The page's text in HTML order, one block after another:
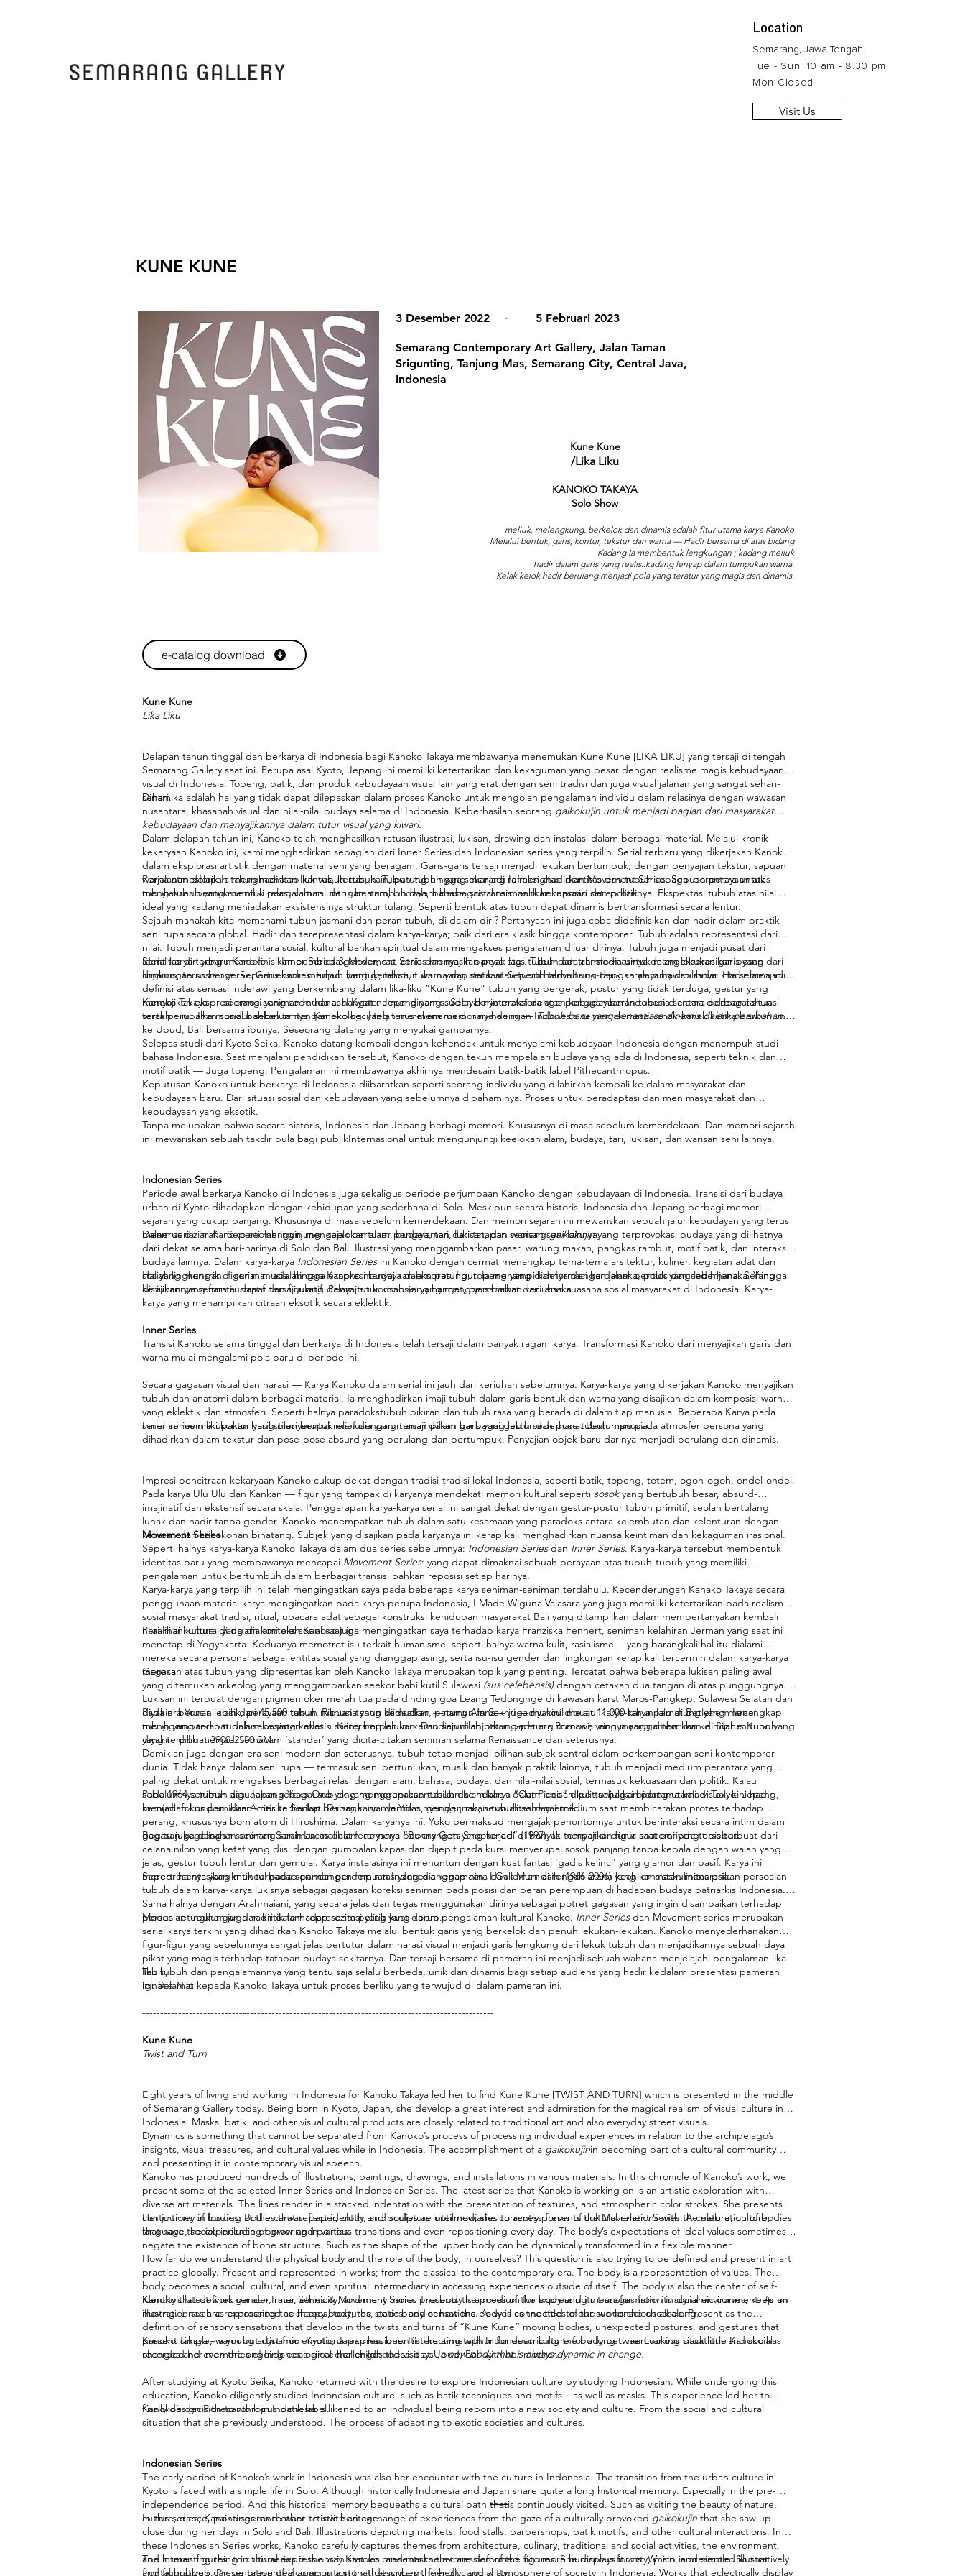
Location
Semarang, Jawa Tengah
Tue - Sun 10 am - 8.30 pm
Mon Closed
Visit Us
KUNE KUNE
3 Desember 2022 - 5 Februari 2023
Semarang Contemporary Art Gallery, Jalan Taman
Srigunting, Tanjung Mas, Semarang City, Central Java,
Indonesia
Kune Kune
/Lika Liku
KANOKO TAKAYA
Solo Show
meliuk, melengkung, berkelok dan dinamis adalah fitur utama karya Kanoko
Melalui bentuk, garis, kontur, tekstur dan warna — Hadir bersama di atas bidang
Kadang Ia membentuk lengkungan ; kadang meliuk
hadir dalam garis yang realis..kadang lenyap dalam tumpukan warna.
Kelak kelok hadir berulang menjadi pola yang teratur yang magis dan dinamis.
e-catalog download
Kune Kune
Lika Liku
Delapan tahun tinggal dan berkarya di Indonesia bagi Kanoko Takaya membawanya menemukan Kune Kune [LIKA LIKU] yang tersaji di tengah
Semarang Gallery saat ini. Perupa asal Kyoto, Jepang ini memiliki ketertarikan dan kekaguman yang besar dengan realisme magis kebudayaan
visual di Indonesia. Topeng, batik, dan produk kebudayaan visual lain yang erat dengan seni tradisi dan juga visual jalanan yang sangat sehari-
sehari.
Dinamika adalah hal yang tidak dapat dilepaskan dalam proses Kanoko untuk mengolah pengalaman individu dalam relasinya dengan wawasan
nusantara, khasanah visual dan nilai-nilai budaya selama di Indonesia. Keberhasilan seorang gaikokujin untuk menjadi bagian dari masyarakat
kebudayaan dan menyajikannya dalam tutur visual yang kiwari.
Dalam delapan tahun ini, Kanoko telah menghasilkan ratusan ilustrasi, lukisan, drawing dan instalasi dalam berbagai material. Melalui kronik
kekaryaan Kanoko ini, kami menghadirkan sebagian dari Inner Series dan Indonesian series yang terpilih. Serial terbaru yang dikerjakan Kanoko
dalam eksplorasi artistik dengan material seni yang beragam. Garis-garis tersaji menjadi lekukan bertumpuk, dengan penyajian tekstur, sapuan
warna atmosferik Ia menghadirkan liuk tubuh-tubuh. Tubuh-tubuh yang menjadi refleksi atas identitas dan tubuh sebagai perantara untuk
mengakses bentuk-bentuk relasi kultural dengan alam, budaya, bahasa, sosial termasuk kekuasaan dan politik.
Perjalanan delapan tahun menatap kanvas, kertas, kain, patung hingga sekarang Ia menghadirkan Movement Series. Sebuah perayaan atas
tubuh-tubuh yang memiliki pengalaman untuk bertumbuh dalam berbagai transisi bahkan reposisi setiap harinya. Ekspektasi tubuh atas nilai
ideal yang kadang meniadakan eksistensinya struktur tulang. Seperti bentuk atas tubuh dapat dinamis bertransformasi secara lentur.
Sejauh manakah kita memahami tubuh jasmani dan peran tubuh, di dalam diri? Pertanyaan ini juga coba didefinisikan dan hadir dalam praktik
seni rupa secara global. Hadir dan terepresentasi dalam karya-karya; baik dari era klasik hingga kontemporer. Tubuh adalah representasi dari
nilai. Tubuh menjadi perantara sosial, kultural bahkan spiritual dalam mengakses pengalaman diluar dirinya. Tubuh juga menjadi pusat dari
identitas diri yang mendefinisikan pembeda gender, ras, etnis dan masih banyak lagi. Tubuh adalah media untuk mengekspresikan pesan dari
lingkungan sosialnya. Seperti ekspresi tubuh yang gembira, tubuh yang statik atau tubuh terhubung dengan alam bawah sadar kita selama ini.
Serial karya terbaru Kanoko — Inner Series & Movement Series menyajikan pose atas tubuh dan transformasinya dalam lekukan garis yang
dinamis; terus bergerak. Garis hadir menjadi bentuk, tekstur, warna dan sensasi. Seperti halnya tajuk-tajuk karya yang dipilihnya. Hadir menjadi
definisi atas sensasi inderawi yang berkembang dalam lika-liku “Kune Kune” tubuh yang bergerak, postur yang tidak terduga, gestur yang
menyajikan ekspresi emosi yang sederhana, hangat namun dinamis. Selayaknya metafora atas penggambaran tubuh diantara berbagai situasi
serta perubahan sosial bahkan tantangan ekologi yang terus menerus di hari-hari ini —Tubuh baru yang senantiasa dinamis dalam perubahan.
Kanoko Takaya — seorang seniman muda asal Kyoto, Jepang yang sudah berinteraksi dengan kebudayaan Indonesia selama delapan tahun
terakhir ini. Jika mundur sebelumnya, Kanoko kecil telah merekam memorinya dengan Indonesia semenjak masa kanak-kanak ketika berkunjung
ke Ubud, Bali bersama ibunya. Seseorang datang yang menyukai gambarnya.
Selepas studi dari Kyoto Seika, Kanoko datang kembali dengan kehendak untuk menyelami kebudayaan Indonesia dengan menempuh studi
bahasa Indonesia. Saat menjalani pendidikan tersebut, Kanoko dengan tekun mempelajari budaya yang ada di Indonesia, seperti teknik dan
motif batik — Juga topeng. Pengalaman ini membawanya akhirnya mendesain batik-batik label Pithecanthropus.
Keputusan Kanoko untuk berkarya di Indonesia diibaratkan seperti seorang individu yang dilahirkan kembali ke dalam masyarakat dan
kebudayaan baru. Dari situasi sosial dan kebudayaan yang sebelumnya dipahaminya. Proses untuk beradaptasi dan men masyarakat dan
kebudayaan yang eksotik.
Tanpa melupakan bahwa secara historis, Indonesia dan Jepang berbagi memori. Khususnya di masa sebelum kemerdekaan. Dan memori sejarah
ini mewariskan sebuah takdir pula bagi publikInternasional untuk mengunjungi keelokan alam, budaya, tari, lukisan, dan warisan seni lainnya.
Indonesian Series
Periode awal berkarya Kanoko di Indonesia juga sekaligus periode perjumpaan Kanoko dengan kebudayaan di Indonesia. Transisi dari budaya
urban di Kyoto dihadapkan dengan kehidupan yang sederhana di Solo. Meskipun secara historis, Indonesia dan Jepang berbagi memori
sejarah yang cukup panjang. Khususnya di masa sebelum kemerdekaan. Dan memori sejarah ini mewariskan sebuah jalur kebudayan yang terus
menerus diziarahi. Seperti mengunjungi keelokan alam, budaya, tari, lukisan, dan warisan seni lainnya.
Dalam serial ini Kanoko seolah ingin mengajak bertukar pengalaman dari tatapan seoranggaikokujinyang terprovokasi budaya yang dilihatnya
dari dekat selama hari-harinya di Solo dan Bali. Ilustrasi yang menggambarkan pasar, warung makan, pangkas rambut, motif batik, dan interaksi
budaya lainnya. Dalam karya-karya Indonesian Series ini Kanoko dengan cermat menangkap tema-tema arsitektur, kuliner, kegiatan adat dan
sosial, lingkungan, figur manusia, hingga ekspresi budaya dalam patung, topeng yang dideformasi ke dalam bentuk yang lebih jenaka. Yang
disajikannya secara ilustratif dan figuratif. Penyajian komposisi yang menggambarkan keriuhan suasana sosial masyarakat di Indonesia. Karya-
karya yang menampilkan citraan eksotik secara eklektik.
Hal yang menarik di serial ini adalah cara Kanoko menyajikan ekspresi figur. Ia menampilkannya dengan jenaka, polos dan sederhana. Sehingga
keriuhan yang frontal dapat tersaji ulang dalam tutur kisah yang hangat, bersahabat dan jenaka.
Inner Series
Transisi Kanoko selama tinggal dan berkarya di Indonesia telah tersaji dalam banyak ragam karya. Transformasi Kanoko dari menyajikan garis dan
warna mulai mengalami pola baru di periode ini.
Secara gagasan visual dan narasi — Karya Kanoko dalam serial ini jauh dari keriuhan sebelumnya. Karya-karya yang dikerjakan Kanoko menyajikan
tubuh dan anatomi dalam berbagai material. Ia menghadirkan imaji tubuh dalam garis bentuk dan warna yang disajikan dalam komposisi warna
yang eklektik dan atmosferi. Seperti halnya paradokstubuh pikiran dan tubuh rasa yang berada di dalam tiap manusia. Beberapa Karya pada
serial ini memiliki kontur yang menyerupai relief dengan menampilkan berbagai gestur dan pose tubuh manusia.
Inner series merupakan hasil stilasi bentuk manusia yang tersaji dalam garis yang lebih sederhana. Bertumpu pada atmosfer persona yang
dihadirkan dalam tekstur dan pose-pose absurd yang berulang dan bertumpuk. Penyajian objek baru darinya menjadi berulang dan dinamis.
Impresi pencitraan kekaryaan Kanoko cukup dekat dengan tradisi-tradisi lokal Indonesia, seperti batik, topeng, totem, ogoh-ogoh, ondel-ondel.
Pada karya Ulu Ulu dan Kankan — figur yang tampak di karyanya mendekati memori kultural seperti sosokyang bertubuh besar, absurd-
imajinatif dan ekstensif secara skala. Penggarapan karya-karya serial ini sangat dekat dengan gestur-postur tubuh primitif, seolah bertulang
lunak dan hadir tanpa gender. Kanoko menempatkan tubuh dalam satu kesamaan yang paradoks antara kelembutan dan kelenturan dengan
keliaran dan kekokohan binatang. Subjek yang disajikan pada karyanya ini kerap kali menghadirkan nuansa keintiman dan kekaguman irasional.
Movement Series
Seperti halnya karya-karya Kanoko Takaya dalam dua series sebelumnya: Indonesian Seriesdan Inner Series. Karya-karya tersebut membentuk
identitas baru yang membawanya mencapai Movement Series: yang dapat dimaknai sebuah perayaan atas tubuh-tubuh yang memiliki
pengalaman untuk bertumbuh dalam berbagai transisi bahkan reposisi setiap harinya.
Karya-karya yang terpilih ini telah mengingatkan saya pada beberapa karya seniman-seniman terdahulu. Kecenderungan Kanako Takaya secara
penggunaan material karya mengingatkan pada karya perupa Indonesia, I Made Wiguna Valasara yang juga memiliki ketertarikan pada realisme
sosial masyarakat tradisi, ritual, upacara adat sebagai konstruksi kehidupan masyarakat Bali yang ditampilkan dalam mempertanyakan kembali
nilai-nilai kultural di dalam konteks sosial saat ini.
Peralihan kultural yang dialami oleh Kanoko juga mengingatkan saya terhadap karya Franziska Fennert, seniman kelahiran Jerman yang saat ini
menetap di Yogyakarta. Keduanya memotret isu terkait humanisme, seperti halnya warna kulit, rasialisme —yang barangkali hal itu dialami
mereka secara personal sebagai entitas sosial yang dianggap asing, serta isu-isu gender dan lingkungan kerap kali tercermin dalam karya-karya
mereka.
Gagasan atas tubuh yang dipresentasikan oleh Kanoko Takaya merupakan topik yang penting. Tercatat bahwa beberapa lukisan paling awal
yang ditemukan arkeolog yang menggambarkan seekor babi kutil Sulawesi (sus celebensis)dengan cetakan dua tangan di atas punggungnya.
Lukisan ini terbuat dengan pigmen oker merah tua pada dinding goa Leang Tedongnge di kawasan karst Maros-Pangkep, Sulawesi Selatan dan
diyakini berusia lebih dari 45.500 tahun. Ribuan tahun kemudian, patung Ain Sakhri —diyakini dibuat 11.000 tahun lalu di Betlehem Israel,
menggambarkan tubuh sepasang kekasih saling berpelukan. Dan sejumlah patung-patung manusia lainnya yang ditemukan di Siprus Kuno yang
diyakini dibuat 3900-2550 SM.
Pada era Yunani klasik, perayaan tubuh manusia yang diidealkan —namun fana— juga muncul melalui karya-karya pematung yang menangkap
tubuh yang terlibat dalam kegiatan atletik. Keterampilan ini kemudian dilanjutkan pada era Romawi, yang menggambarkan keindahan tubuh
yang terpilih menjadi semacam ‘standar’ yang dicita-citakan seniman selama Renaissance dan seterusnya.
Demikian juga dengan era seni modern dan seterusnya, tubuh tetap menjadi pilihan subjek sentral dalam perkembangan seni kontemporer
dunia. Tidak hanya dalam seni rupa — termasuk seni pertunjukan, musik dan banyak praktik lainnya, tubuh menjadi medium perantara yang
paling dekat untuk mengakses berbagai relasi dengan alam, bahasa, budaya, dan nilai-nilai sosial, termasuk kekuasaan dan politik. Kalau
sebelumnya tubuh digunakan sebagai subjek yang merepresentasikan keindahan dalam lapisan kulit sebagai bidang utama visual, kini hadir
menjadi fokus pemikiran kritis terhadap berbagai isu identitas, gender, ras, seksualitas dan etnik.
Pada 1964 seniman asal Jepang Yoko Ono yang menggunakan tubuh dalam karya “Cut Piece” dipertunjukkan pertama kali di Tokyo, Jepang,
kemudian London, dan Amerika Serikat. Dalam karyanya Yoko menggunakan tubuh sebagai medium saat membicarakan protes terhadap
perang, khususnya bom atom di Hiroshima. Dalam karyanya ini, Yoko bermaksud mengajak penontonnya untuk berinteraksi secara intim dalam
gagasan kegelisahan seorang seniman melihat fenomena peperangan yang terjadi di banyak tempat di dunia saat periode tersebut.
Begitu juga dengan seniman Sarah Lucas dalam karyanya “Bunny Gets Snookered” (1997). Ia menyajikan figur anatomi yang tipis terbuat dari
celana nilon yang ketat yang diisi dengan gumpalan kapas dan dijepit pada kursi menyerupai sosok panjang tanpa kepala dengan wajah yang
jelas, gestur tubuh lentur dan gemulai. Karya instalasinya ini menuntun dengan kuat fantasi 'gadis kelinci' yang glamor dan pasif. Karya ini
merepresentasikan kritik terhadap pandangan feminitas yang dianggap hina dan lemah di tengah arena keahlian maskulinitas pria.
Seperti halnya yang muncul pada seniman perempuan Indonesia kenamaan, I Gak Murniasih (1966-2006) yang konsisten menarasikan persoalan
tubuh dalam karya-karya lukisnya sebagai gagasan koreksi seniman pada posisi dan peran perempuan di hadapan budaya patriarkis Indonesia.
Sama halnya dengan Arahmaiani, yang secara jelas dan tegas menggunakan dirinya sebagai potret gagasan yang ingin disampaikan terhadap
persoalan lingkungan dan kritik terhadap rezim politik yang korup.
Modus ketubuhan juga hadir dalam representasi yang kuat dalam pengalaman kultural Kanoko. Inner Seriesdan Movement series merupakan
serial karya terkini yang dihadirkan Kanoko Takaya melalui bentuk garis yang berkelok dan penuh lekukan-lekukan. Kanoko menyederhanakan
figur-figur yang sebelumnya sangat jelas bertutur dalam narasi visual menjadi garis lengkung dari lekuk tubuh dan menjadikannya sebuah daya
pikat yang magis terhadap tatapan budaya sekitarnya. Dan tersaji bersama di pameran ini menjadi sebuah wahana menjelajahi pengalaman lika
liku tubuh dan pengalamannya yang tentu saja selalu berbeda, unik dan dinamis bagi setiap audiens yang hadir kedalam presentasi pameran
ini. Selamat kepada Kanoko Takaya untuk proses berliku yang terwujud di dalam pameran ini.
Tabik,
Ignatia Nilu
--------------------------------------------------------------------------------------------------
Kune Kune
Twist and Turn
Eight years of living and working in Indonesia for Kanoko Takaya led her to find Kune Kune [TWIST AND TURN] which is presented in the middle
of Semarang Gallery today. Being born in Kyoto, Japan, she develop a great interest and admiration for the magical realism of visual culture in
Indonesia. Masks, batik, and other visual cultural products are closely related to traditional art and also everyday street visuals.
Dynamics is something that cannot be separated from Kanoko’s process of processing individual experiences in relation to the archipelago’s
insights, visual treasures, and cultural values while in Indonesia. The accomplishment of a gaikokujinin becoming part of a cultural community
and presenting it in contemporary visual speech.
Kanoko has produced hundreds of illustrations, paintings, drawings, and installations in various materials. In this chronicle of Kanoko’s work, we
present some of the selected Inner Series and Indonesian Series. The latest series that Kanoko is working on is an artistic exploration with
diverse art materials. The lines render in a stacked indentation with the presentation of textures, and atmospheric color strokes. She presents
contortions of bodies. Bodies that reflect identity and bodies as intermediaries to access forms of cultural relations with the nature, culture,
language, social, including power and politics.
Her journey in looking at the canvas, paper, cloth, and sculpture until now, she currently presents the Movement Series. A celebration of bodies
that have the experience of growing in various transitions and even repositioning every day. The body’s expectations of ideal values sometimes
negate the existence of bone structure. Such as the shape of the upper body can be dynamically transformed in a flexible manner.
How far do we understand the physical body and the role of the body, in ourselves? This question is also trying to be defined and present in art
practice globally. Present and represented in works; from the classical to the contemporary era. The body is a representation of values. The
body becomes a social, cultural, and even spiritual intermediary in accessing experiences outside of itself. The body is also the center of self-
identity that defines gender, race, ethnicity, and many more. The body is a medium for expressing messages from its social environment. As an
illustration such as expressing the happy body, the static body or how the body is connected to our subconscious all along.
Kanoko’s latest work series - Inner Series & Movement Series presents the poses of the body and its transformation in dynamic curves; keep on
moving. Lines are represented as shapes, textures, colors, and sensations. As well as the titles of the works she chooses. Present as the
definition of sensory sensations that develop in the twists and turns of “Kune Kune” moving bodies, unexpected postures, and gestures that
present simple, warm but dynamic emotional expressions. It’s like a metaphor for describing the body between various situations and social
changes and even the ongoing ecological challenges these days -a new body that is always dynamic in change.
Kanoko Takaya – a young artist from Kyoto, Japan has been interacting with Indonesian culture for a long time. Looking back little Kanoko has
recorded her memories of Indonesia since her childhood visit at Ubud, Bali with her mother.
After studying at Kyoto Seika, Kanoko returned with the desire to explore Indonesian culture by studying Indonesian. While undergoing this
education, Kanoko diligently studied Indonesian culture, such as batik techniques and motifs – as well as masks. This experience led her to
finally design Pithecanthropus batik label.
Kanoko’s decision to work in Indonesia is likened to an individual being reborn into a new society and culture. From the social and cultural
situation that she previously understood. The process of adapting to exotic societies and cultures.
Indonesian Series
The early period of Kanoko’s work in Indonesia was also her encounter with the culture in Indonesia. The transition from the urban culture in
Kyoto is faced with a simple life in Solo. Although historically Indonesia and Japan share quite a long historical memory. Especially in the pre-
independence period. And this historical memory bequeaths a cultural path thatis continuously visited. Such as visiting the beauty of nature,
culture, dance, paintings, and other artistic heritage.
In this series, Kanoko seems to want to invite an exchange of experiences from the gaze of a culturally provoked gaikokujin that she saw up
close during her days in Solo and Bali. Illustrations depicting markets, food stalls, barbershops, batik motifs, and other cultural interactions. In
these Indonesian Series works, Kanoko carefully captures themes from architecture, culinary, traditional and social activities, the environment,
and human figures, to cultural expressions in statues, and masks that are deformed into more humorous forms. Which is presented illustratively
and figuratively. Presentation of a composition that describes the hectic social atmosphere of society in Indonesia. Works that eclectically display
The interesting thing in this series is the way Kanoko presents the expression of the figures. She displays it witty, plain, and simple. So that
frontal hubbub can be presented again in a story that is warm, friendly, and witty.